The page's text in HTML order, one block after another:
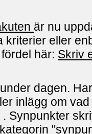
är nu
kriterier eller
här: Skriv
dagen.
inlägg om
Synpunkter